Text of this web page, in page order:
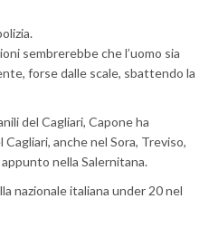
sembrerebbe che l’uomo sia
forse dalle scale, sbattendo la
del Cagliari, Capone ha
anche nel Sora, Treviso,
nella Salernitana.
nazionale italiana under 20 nel